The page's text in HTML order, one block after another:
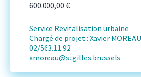
600.000,00 €
Service Revitalisation urbaine
Chargé de projet : Xavier MOREAU
02/563.11.92
xmoreau@stgilles.brussels